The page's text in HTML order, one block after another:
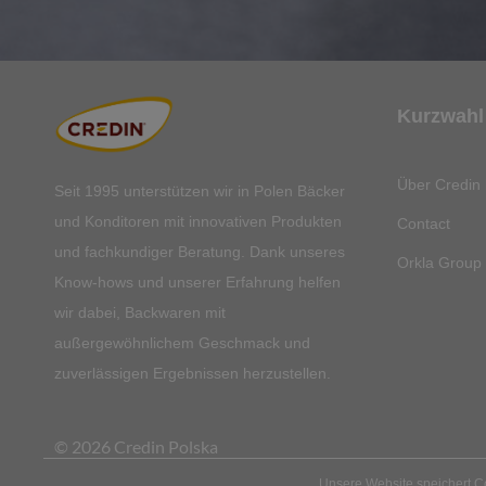
Seit 1995 unterstützen wir in Polen Bäcker
und Konditoren mit innovativen Produkten
und fachkundiger Beratung. Dank unseres
Know-hows und unserer Erfahrung helfen
wir dabei, Backwaren mit
außergewöhnlichem Geschmack und
zuverlässigen Ergebnissen herzustellen.
© 2026 Credin Polska
Kurzwahl
Über Credin
Contact
Orkla Group